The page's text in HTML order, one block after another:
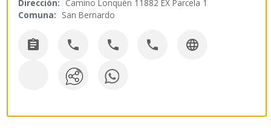
Dirección: Camino Lonquén 11882 EX Parcela 1
Comuna: San Bernardo
    